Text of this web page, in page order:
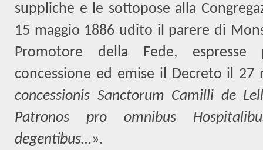
suppliche e le sottopose alla
15 maggio 1886 udito il parere di
Promotore della Fede, espresse
concessione ed emise il Decreto il 27
concessionis Sanctorum Camilli de
Patronos pro omnibus
degentibus…».